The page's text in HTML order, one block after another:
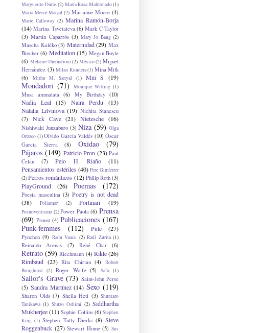
Marguerite Duras(2) María Rosa Maldonado(1)
Maria-Mercè Marçal (2) Marianne Moore (4)
Marie Calloway (2) Marina Ramón-Borja
(14) Marina Tsvetaieva (6) Mark C Taylor
(3) Martín Caparrós (3) Mary Jo Bang (2)
Mascha Kaléko (3) Maternidad (29) Max
Blecher (6) Meditation (15) Megan Boyle
(6) Melanie Thernstrom (2) México (2) Miguel
Hernández (3) Milan Kundera(1) Mina Milk
(6)
Mithu M. Sanyal (1) Mm S (19)
Mondadori (71) Monique Witting (1)
Musa ammalata (6) My Birthday (10)
Nadia Leal (15) Naira Perdu
(13)
Natalia Litvinova (19) Nichita Stanescu
(7)
Nick Cave (21) Nietzsche (16)
Nishiwaki Junzaburo (3) Niza (59) Olga
Orozco (1)Olvido García Valdés (10) Óscar
García Sierra
(8) Oxidao
(79)
Pájaros (149) Patricio Pron (23) Paul
Celan
(7) Peio H. Riaño
(11)
Pensamientos estériles (40) Pere Gimferrer
(2)Perros románticos (12) Philip Roth (3)
PlayGround (26) Poemas (172)
Poesía masculina (3) Poetry is not dead
(38)
Poliamor (2) Portinari (19)
Posnoventismo (2) Power Paola (6) Prensa
(69) Proust (4) Publicaciones (167)
Punk-femmes
(112) Pute (27)
Pynchon (9) Radu Vancu (2) Raúl Zurita (1)
Reinaldo Arenas (7) René Char (6)
Retrato (59) Riechmann (4) Rikle (26)
Rimbaud (23) Rita Chirian (4)
Robert
Bringhurst (2) Roger Wolfe (5) Safo (1)
Sailor's Grave (73) Saint-John Perse
(5) Sandra Martínez (14) Sexo (119)
Sharon Olds (7) Sheila Heti (3) Shuntaro
Tanikawa (1) Shuzo Oshimi (2) Siddhartha
Mukherjee (11) Sophie Collins (6) Stephen
King (1) Stephen Tully Dierks (8) Steve
Roggenbuck (27) Stewart Home (5) Sus